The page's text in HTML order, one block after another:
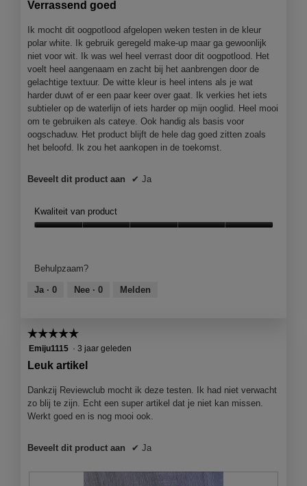
r
sterren.
Verrassend goed
Ik mocht dit oogpotlood afgelopen weken testen in de kleur
polar white. Ik gebruik geregeld make-up maar ga gewoonlijk
niet voor wit. Ik was wel heel verrast door dit oogpotlood. Het
voelt heel aangenaam en zacht bij het aanbrengen door de
gelachtige textuur. De witte kleur is heel intens als je wat
harder duwt of er een paar keer over gaat. Ik verkies het iets
subtieler op de waterlijn of iets harder op mijn ooglid. Heel mooi
om te gebruiken als cateye. Ook handig als basis voor
oogschaduw. Het product blijft de hele dag goed zitten zoals
het beloofd. Ik zou het aankopen in de toekomst.
Beveelt dit product aan ✔ Ja
Kwaliteit van product
5
van
Behulpzaam?
Ja · 0 Nee · 0 Melden
☆☆☆☆☆
☆☆☆☆☆
5
sterren.
Emiju1115 · 3 jaar geleden
Leuk artikel
Dankzij Reviewclub mocht ik deze testen. Ik had niet verwacht
zo blij te zijn. Echt een super artikel dat je niet kan missen.
Werkt goed en is nog mooi ook.
Beveelt dit product aan ✔ Ja